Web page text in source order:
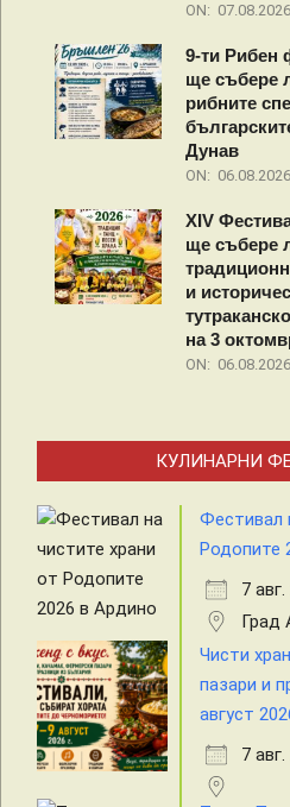
ON: 07.08.2026
9-ти Рибен
ще събере
рибните
Дунав
ON: 06.08.2026
XIV
ще събере
и
на 3
ON: 06.08.2026
КУЛИНАРНИ
Фестивал
Родопите
7 авг.
Град
Чисти
пазари и
август
7 авг.